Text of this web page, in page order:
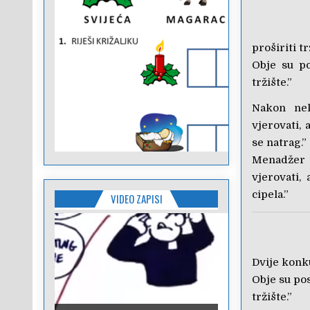
proširiti
Obje su
tržište.”
Nakon
vjerovati,
se natrag.”
vjerovati,
cipela.”
Dvije
Obje su
tržište.”
VIDEO ZAPISI